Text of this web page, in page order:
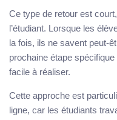
Ce type de retour est
l’étudiant. Lorsque les
la fois, ils ne savent peut-
prochaine étape
facile à réaliser.
Cette approche est
ligne, car les étudiants